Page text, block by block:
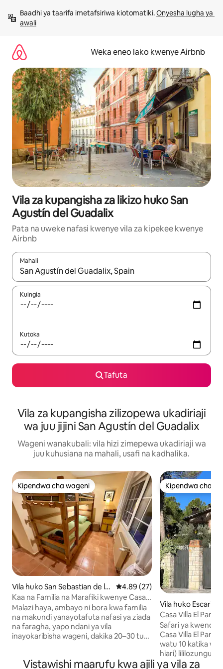
kwenda
kwenye
Baadhi ya taarifa imetafsiriwa kiotomatiki. Onyesha lugha ya
awali
Weka eneo lako kwenye Airbnb
Vila za kupangisha za likizo huko San
Agustín del Guadalix
Pata na uweke nafasi kwenye vila za kipekee kwenye
Airbnb
Mahali
Wakati matokeo yanapatikana, vinjari kwa kutumia vitufe vya
Kuingia
Kutoka
Tafuta
Vila za kupangisha zilizopewa ukadiriaji
wa juu jijini San Agustín del Guadalix
Wageni wanakubali: vila hizi zimepewa ukadiriaji wa
juu kuhusiana na mahali, usafi na kadhalika.
Kipendwa cha wageni
Kipendwa cha wageni
Vila huko San Sebastian de lo
s Reyes, Madrid
Ukadiriaji wa wastani wa 4.89
4.89 (27)
Kaa na Familia na Marafiki kwenye Casa
Caliche
Malazi haya, ambayo ni bora kwa familia
na makundi yanayotafuta nafasi ya ziada
na faragha, yapo ndani ya vila
inayokaribisha wageni, dakika 20–30 tu
Sehemu hii inajumuisha vyumba 2 vya
Kipendwa cha
Kipendwa cha
Vila huko
Casa Villa El
Safari ya kwenda
Casa Villa El
watu 10 katika
hiari)
na bustani nzuri
Vistawishi maarufu kwa ajili ya vila za